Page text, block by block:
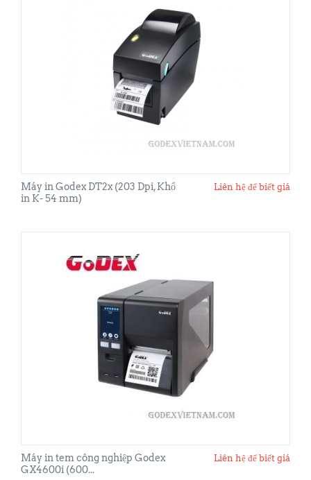
Máy in Godex DT2x (203 Dpi, Khổ
in K- 54 mm)
Liên hệ để biết giá
Máy in tem công nghiệp Godex
GX4600i (600...
Liên hệ để biết giá